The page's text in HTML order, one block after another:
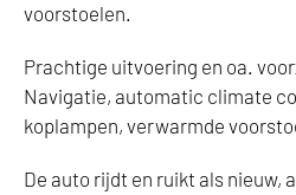
voorstoelen.
Prachtige uitvoering en oa.
Navigatie, automatic climate
koplampen, verwarmde
De auto rijdt en ruikt als nieuw,